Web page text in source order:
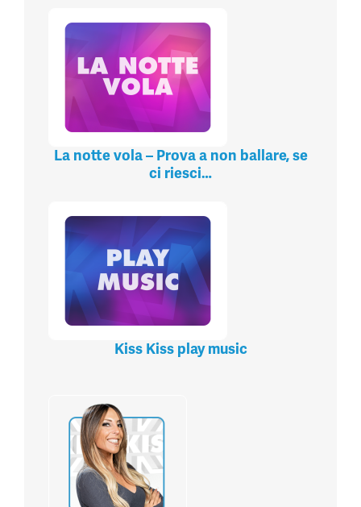
La notte vola – Prova a non ballare, se
ci riesci…
Kiss Kiss play music